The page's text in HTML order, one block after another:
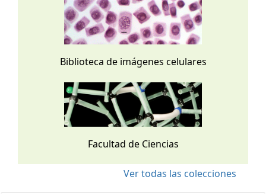
Biblioteca de imágenes celulares
Facultad de Ciencias
Ver todas las colecciones